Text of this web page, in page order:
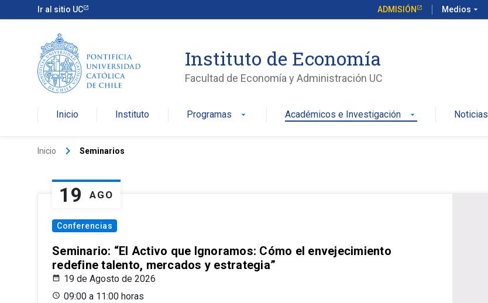
Ir al sitio UC ADMISIÓN Medios arrow_drop_down
Instituto de Economía
Facultad de Economía y Administración UC
Inicio Instituto Programas arrow_drop_down Académicos e Investigación arrow_drop_down Noticias
Inicio keyboard_arrow_right Seminarios
19 AGO
Conferencias
Seminario: “El Activo que Ignoramos: Cómo el envejecimiento
redefine talento, mercados y estrategia”
19 de Agosto de 2026
09:00 a 11:00 horas